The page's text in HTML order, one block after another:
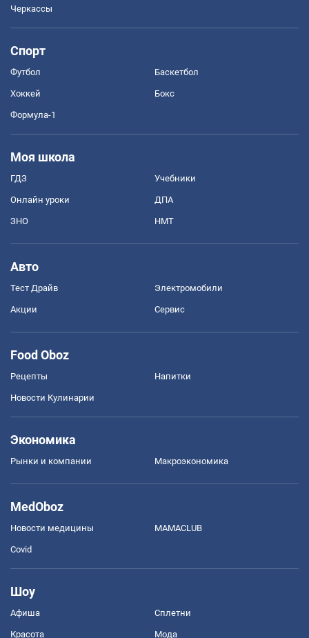
Черкассы
Спорт
Футбол Баскетбол
Хоккей Бокс
Формула-1
Моя школа
ГДЗ Учебники
Онлайн уроки ДПА
ЗНО НМТ
Авто
Тест Драйв Электромобили
Акции Сервис
Food Oboz
Рецепты Напитки
Новости Кулинарии
Экономика
Рынки и компании Mакроэкономика
MedOboz
Новости медицины MAMACLUB
Covid
Шоу
Афиша Сплетни
Красота Мода